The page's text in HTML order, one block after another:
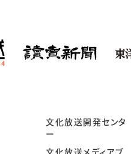
文化放送開発センタ
ー